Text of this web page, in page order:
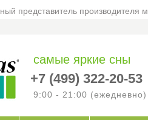
представитель производителя
самые яркие сны
+7 (499) 322-20-53
9:00 - 21:00 (ежедневно)